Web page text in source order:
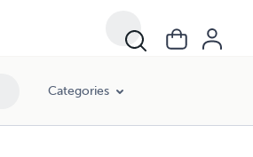
Categories